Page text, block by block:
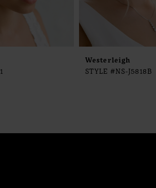
Westerleigh
STYLE #NS-J5818B